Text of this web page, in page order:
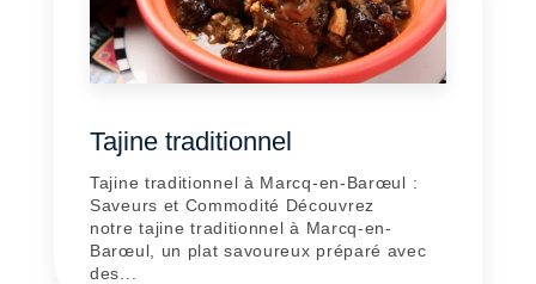
Tajine traditionnel
Tajine traditionnel à Marcq-en-Barœul :
Saveurs et Commodité Découvrez
notre tajine traditionnel à Marcq-en-
Barœul, un plat savoureux préparé avec
des...